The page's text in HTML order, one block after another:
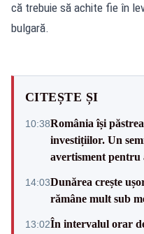
că trebuie să achite fie în
bulgară.
CITEȘTE ȘI
10:38România își
investițiilor. Un
avertisment
14:03Dunărea crește
rămâne mult sub
13:02În intervalul orar